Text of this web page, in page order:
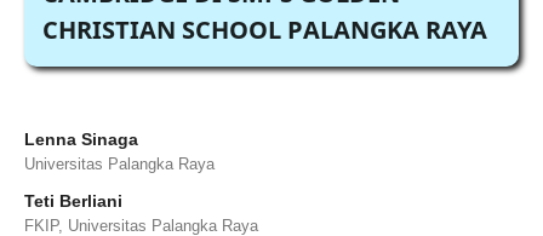
CHRISTIAN SCHOOL PALANGKA RAYA
Lenna Sinaga
Universitas Palangka Raya
Teti Berliani
FKIP, Universitas Palangka Raya